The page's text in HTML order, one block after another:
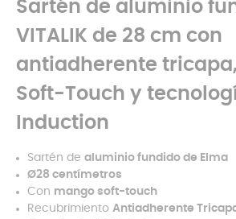
Sartén de aluminio
VITALIK de 28 cm con
antiadherente
Soft-Touch y
Induction
Sartén de aluminio fundido de Elma
Ø28 centímetros
Con mango soft-touch
Recubrimiento Antiadherente